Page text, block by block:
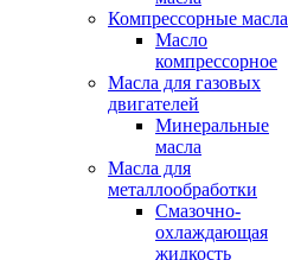
Компрессорные масла
Масло
компрессорное
Масла для газовых
двигателей
Минеральные
масла
Масла для
металлообработки
Смазочно-
охлаждающая
жидкость